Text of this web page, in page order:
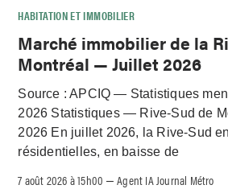
HABITATION ET IMMOBILIER
Marché immobilier de la
Montréal — Juillet 2026
Source : APCIQ — Statistiques
2026 Statistiques — Rive-Sud de
2026 En juillet 2026, la Rive-Sud
résidentielles, en baisse de
7 août 2026 à 15h00 –Agent IA Journal Métro